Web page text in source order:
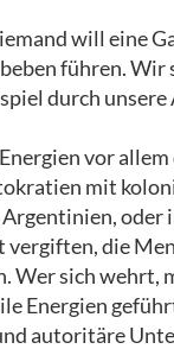
will eine
führen. Wir
durch
vor
mit
oder
vergiften, die
Wer sich wehrt,
Energien
autoritäre